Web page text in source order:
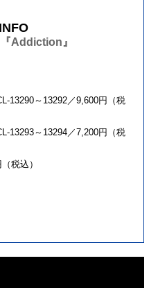
Addiction』
13290～13292／9,600円（税
13293～13294／7,200円（税
税込）